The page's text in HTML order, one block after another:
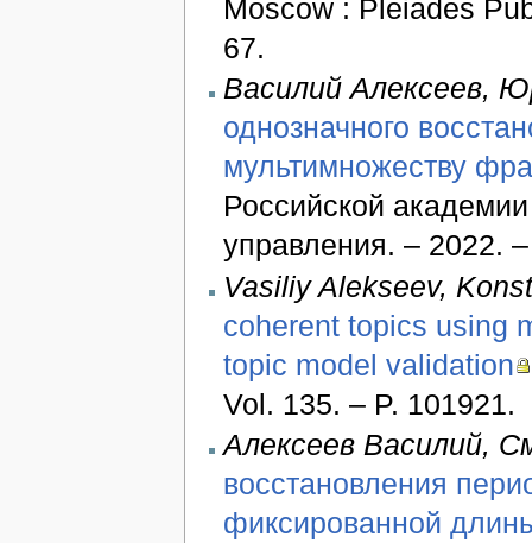
Moscow : Pleiades
67.
Василий Алексеев,
однозначного
мультимножеству
Российской
управления. – 2022.
Vasiliy Alekseev,
coherent topics using
topic model validation
Vol. 135. – P. 101921.
Алексеев Василий,
восстановления
фиксированной